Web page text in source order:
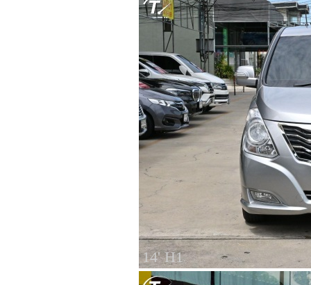
14' H1